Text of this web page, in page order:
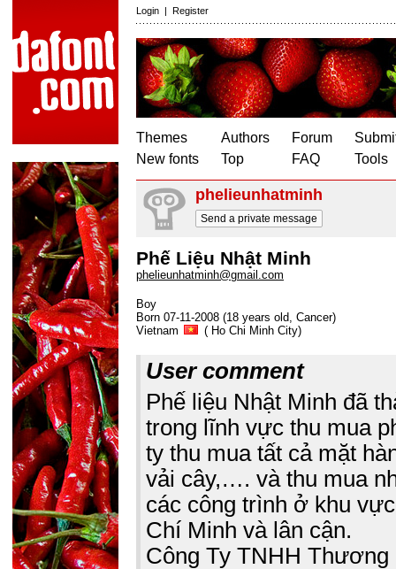
Login | Register
Themes
New fonts
Authors
Top
Forum
FAQ
Tools
phelieunhatminh
Send a private message
Phế Liệu Nhật Minh
phelieunhatminh@gmail.com
Boy
Born 07-11-2008 (18 years old, Cancer)
Vietnam
( Ho Chi Minh City)
User comment
Phế liệu Nhật Minh đã
trong lĩnh vực thu mua
ty thu mua tất cả mặt
vải cây,…. và thu mua
các công trình ở khu
Chí Minh và lân cận.
Công Ty TNHH Thương